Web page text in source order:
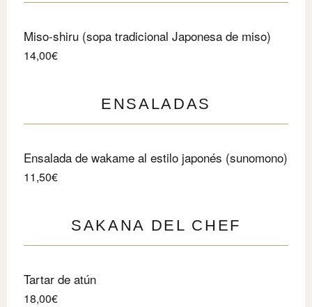
Miso-shiru (sopa tradicional Japonesa de miso)
14,00€
ENSALADAS
Ensalada de wakame al estilo japonés (sunomono)
11,50€
SAKANA DEL CHEF
Tartar de atún
18,00€